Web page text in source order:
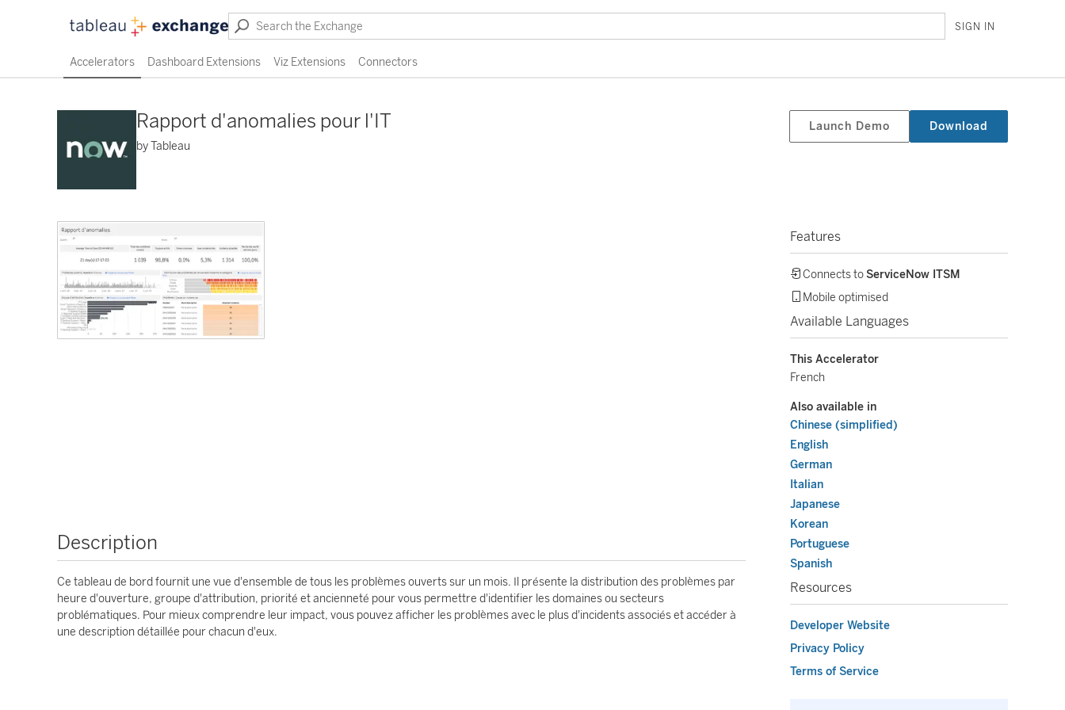
SIGN IN
Accelerators Dashboard Extensions Viz Extensions Connectors
Rapport d'anomalies pour l'IT
by Tableau
Launch Demo Download
Description
Ce tableau de bord fournit une vue d'ensemble de tous les problèmes ouverts sur un mois. Il présente la distribution des problèmes par
heure d'ouverture, groupe d'attribution, priorité et ancienneté pour vous permettre d'identifier les domaines ou secteurs
problématiques. Pour mieux comprendre leur impact, vous pouvez afficher les problèmes avec le plus d'incidents associés et accéder à
une description détaillée pour chacun d'eux.
Features
Connects toServiceNow ITSM
Mobile optimised
Available Languages
This Accelerator
French
Also available in
Chinese (simplified)
English
German
Italian
Japanese
Korean
Portuguese
Spanish
Resources
Developer Website
Privacy Policy
Terms of Service